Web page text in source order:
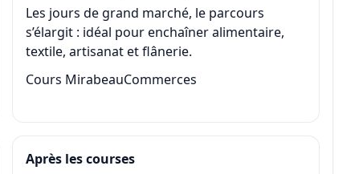
Les jours de grand marché, le parcours
s’élargit : idéal pour enchaîner alimentaire,
textile, artisanat et flânerie.
Cours MirabeauCommerces
Après les courses